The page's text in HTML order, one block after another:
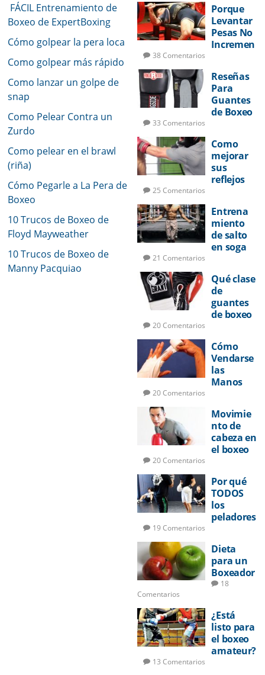
FÁCIL Entrenamiento de
Boxeo de ExpertBoxing
Cómo golpear la pera loca
Como golpear más rápido
Como lanzar un golpe de
snap
Como Pelear Contra un
Zurdo
Como pelear en el brawl
(riña)
Cómo Pegarle a La Pera de
Boxeo
10 Trucos de Boxeo de
Floyd Mayweather
10 Trucos de Boxeo de
Manny Pacquiao
Porque
Levantar
Pesas No
Incremen
de Golpeo
38 Comentarios
Reseñas
Para
Guantes
de Boxeo
33 Comentarios
Como
mejorar
sus
reflejos
25 Comentarios
Entrena
miento
de salto
en soga
21 Comentarios
Qué clase
de
guantes
de boxeo
20 Comentarios
Cómo
Vendarse
las
Manos
20 Comentarios
Movimie
nto de
cabeza en
el boxeo
20 Comentarios
Por qué
TODOS
los
peladores
a boxear
19 Comentarios
Dieta
para un
Boxeador
18
Comentarios
¿Está
listo para
el boxeo
amateur?
13 Comentarios